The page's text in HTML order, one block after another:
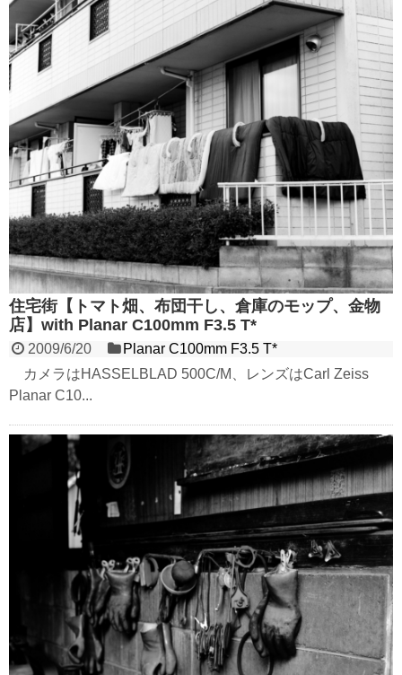
住宅街【トマト畑、布団干し、倉庫のモップ、金物
店】with Planar C100mm F3.5 T*
2009/6/20
Planar C100mm F3.5 T*
カメラはHASSELBLAD 500C/M、レンズはCarl Zeiss
Planar C10...